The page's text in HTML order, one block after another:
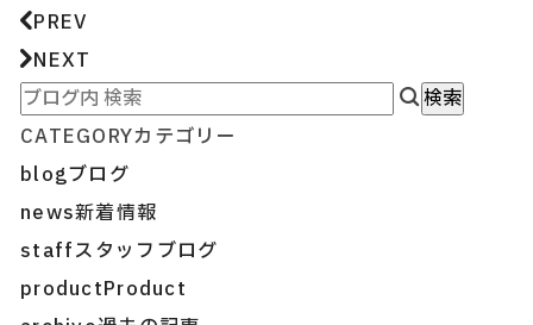
PREV
NEXT
CATEGORYカテゴリー
blogブログ
news新着情報
staffスタッフブログ
productProduct